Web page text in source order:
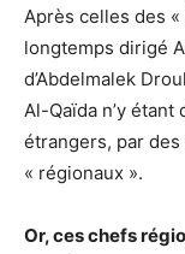
Après celles des
longtemps dirigé
d’Abdelmalek
Al-Qaïda n’y
étrangers, par des
« régionaux ».
Or, ces chefs